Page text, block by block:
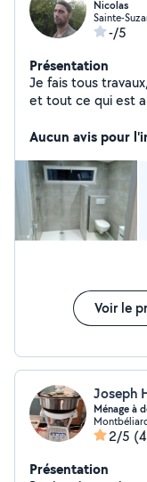
Nicolas
Sainte-
-/5
Présentation
Je fais tous
et tout ce qui est
Aucun avis pour
Voir le
Joseph
Ménage à
2/5
Présentation